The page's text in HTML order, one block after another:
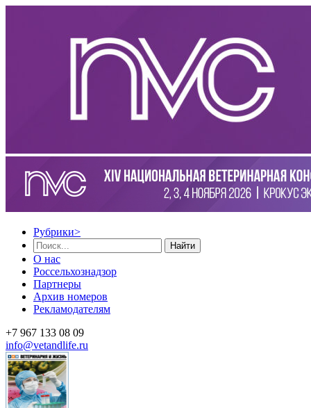
Рубрики>
Найти
О нас
Россельхознадзор
Партнеры
Архив номеров
Рекламодателям
+7 967 133 08 09
info@vetandlife.ru